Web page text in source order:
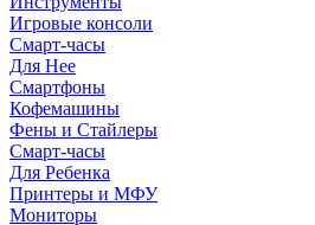
Игровые консоли
Смарт-часы
Для Нее
Смартфоны
Кофемашины
Фены и Стайлеры
Смарт-часы
Для Ребенка
Принтеры и МФУ
Мониторы